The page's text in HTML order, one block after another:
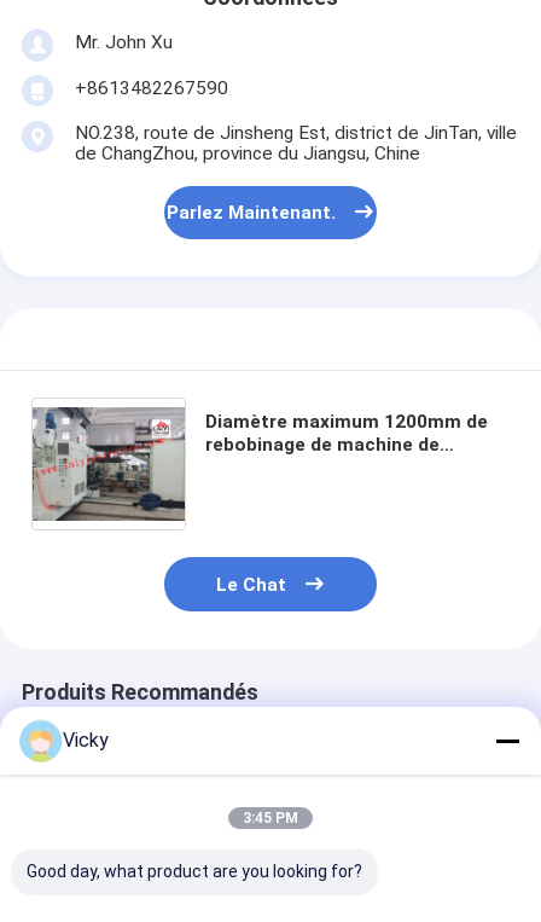
Mr. John Xu
+8613482267590
NO.238, route de Jinsheng Est, district de JinTan, ville
de ChangZhou, province du Jiangsu, Chine
Parlez Maintenant.
Diamètre maximum 1200mm de
rebobinage de machine de
Le Chat
Produits Recommandés
Vicky
3:45 PM
Good day, what product are you looking for?